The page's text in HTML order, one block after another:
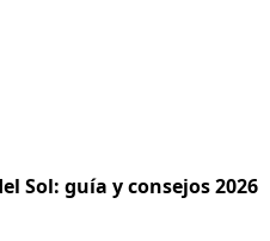
Sol: guía y consejos 2026